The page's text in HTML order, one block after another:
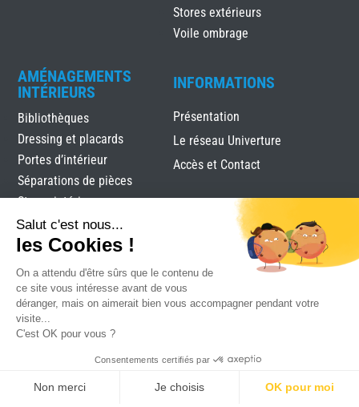
Stores extérieurs
Voile ombrage
AMÉNAGEMENTS
INTÉRIEURS
Bibliothèques
Dressing et placards
Portes d’intérieur
Séparations de pièces
Stores intérieurs
Verrières
INFORMATIONS
Présentation
Le réseau Univerture
Accès et Contact
Mentions légales |Plan du site |Réalisation
Salut c'est nous...
les Cookies !
On a attendu d'être sûrs que le contenu de
ce site vous intéresse avant de vous
déranger, mais on aimerait bien vous accompagner pendant votre
visite...
C'est OK pour vous ?
Consentements certifiés par
Non merci Je choisis OK pour moi